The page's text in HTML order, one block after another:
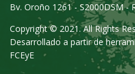
Bv. Oroño 1261 - S2000DSM -
Copyright © 2021. All Rights
Desarrollado a partir de
FCEyE